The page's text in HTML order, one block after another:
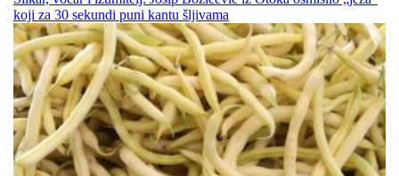
koji za 30 sekundi puni kantu šljivama